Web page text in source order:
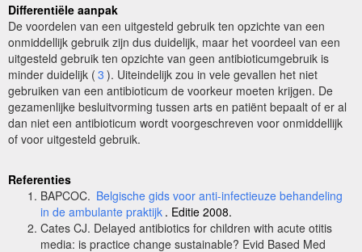
Differentiële aanpak
De voordelen van een uitgesteld gebruik ten opzichte van een
onmiddellijk gebruik zijn dus duidelijk, maar het voordeel van een
uitgesteld gebruik ten opzichte van geen antibioticumgebruik is
minder duidelijk ( 3 ). Uiteindelijk zou in vele gevallen het niet
gebruiken van een antibioticum de voorkeur moeten krijgen. De
gezamenlijke besluitvorming tussen arts en patiënt bepaalt of er al
dan niet een antibioticum wordt voorgeschreven voor onmiddellijk
of voor uitgesteld gebruik.
Referenties
BAPCOC. Belgische gids voor anti-infectieuze behandeling
in de ambulante praktijk . Editie 2008.
Cates CJ. Delayed antibiotics for children with acute otitis
media: is practice change sustainable? Evid Based Med